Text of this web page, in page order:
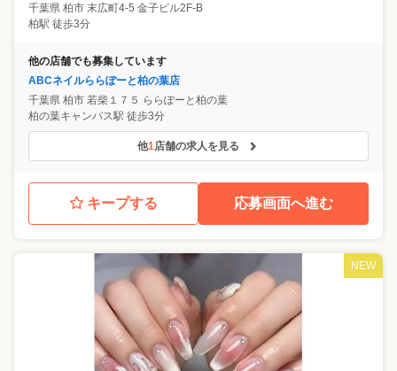
千葉県 柏市 末広町4-5 金子ビル2F-B
柏駅 徒歩3分
他の店舗でも募集しています
ABCネイルららぽーと柏の葉店
千葉県 柏市 若柴１７５ ららぽーと柏の葉
柏の葉キャンパス駅 徒歩3分
他1店舗の求人を見る
キープする 応募画面へ進む
NEW